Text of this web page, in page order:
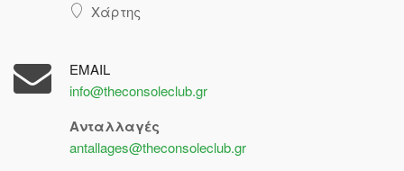
Χάρτης
EMAIL
info@theconsoleclub.gr
Ανταλλαγές
antallages@theconsoleclub.gr